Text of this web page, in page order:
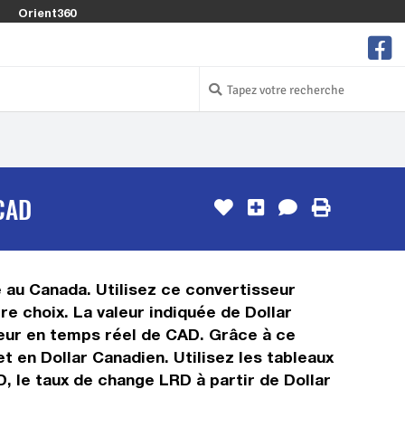
Orient360
Canada. Utilisez ce convertisseur
choix. La valeur indiquée de Dollar
en temps réel de CAD. Grâce à ce
en Dollar Canadien. Utilisez les tableaux
le taux de change LRD à partir de Dollar